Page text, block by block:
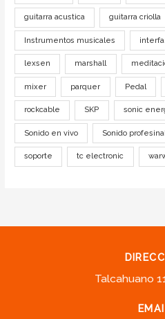
guitarra acustica guitarra criolla
Instrumentos musicales
lexsen marshall
mixer parquer Pedal
rockcable SKP sonic
Sonido en vivo Sonido profesinal
soporte tc electronic
Talcahuano